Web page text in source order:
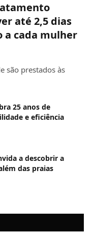
até 2,5 dias
a cada mulher
são prestados às
25 anos de
e eficiência
a descobrir a
das praias